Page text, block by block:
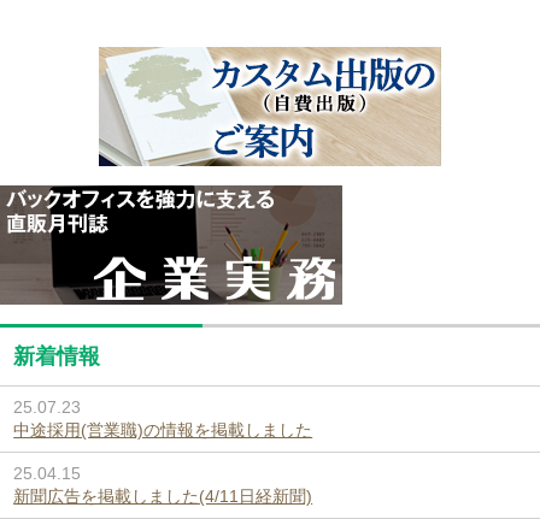
新着情報
25.07.23
中途採用(営業職)の情報を掲載しました
25.04.15
新聞広告を掲載しました(4/11日経新聞)